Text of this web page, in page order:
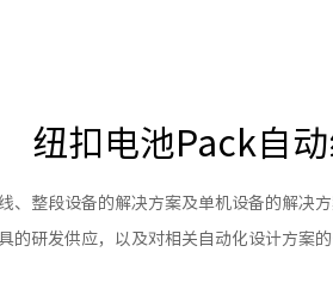
纽扣电池Pack自
、整段设备的解决方案及单机设备的解决
的研发供应，以及对相关自动化设计方案